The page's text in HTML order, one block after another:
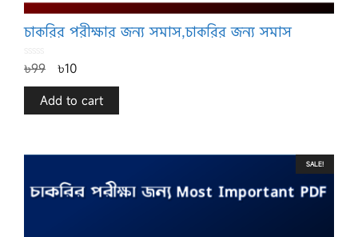
চাকরির পরীক্ষার জন্য সমাস,চাকরির জন্য সমাস
o
u
o
৳99 ৳10
Add to cart
SALE!